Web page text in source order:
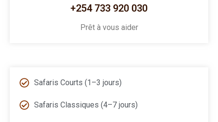
+254 733 920 030
Prêt à vous aider
Safaris Courts (1–3 jours)
Safaris Classiques (4–7 jours)